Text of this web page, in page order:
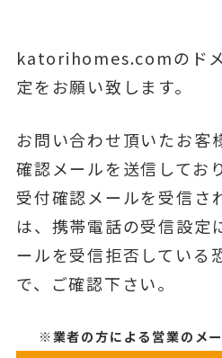
katorihomes.comのド
定をお願い致します。
お問い合わせ頂いたお客
確認メールを送信してお
受付確認メールを受信さ
は、携帯電話の受信設定
ールを受信拒否している
で、ご確認下さい。
※業者の方による営業のメー